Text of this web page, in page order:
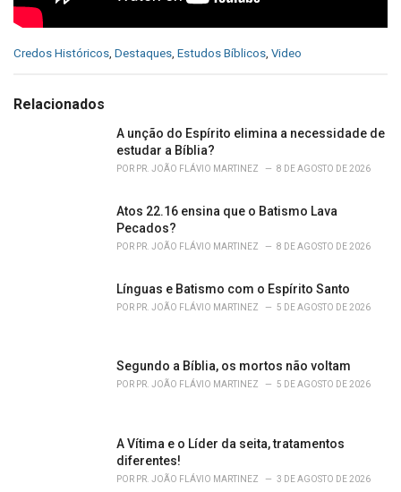
C
e
Credos Históricos, Destaques, Estudos Bíblicos, Video
Relacionados
A unção do Espírito elimina a necessidade de
estudar a Bíblia?
POR PR. JOÃO FLÁVIO MARTINEZ 8 DE AGOSTO DE 2026
Atos 22.16 ensina que o Batismo Lava
Pecados?
POR PR. JOÃO FLÁVIO MARTINEZ 8 DE AGOSTO DE 2026
Línguas e Batismo com o Espírito Santo
POR PR. JOÃO FLÁVIO MARTINEZ 5 DE AGOSTO DE 2026
Segundo a Bíblia, os mortos não voltam
POR PR. JOÃO FLÁVIO MARTINEZ 5 DE AGOSTO DE 2026
A Vítima e o Líder da seita, tratamentos
diferentes!
POR PR. JOÃO FLÁVIO MARTINEZ 3 DE AGOSTO DE 2026